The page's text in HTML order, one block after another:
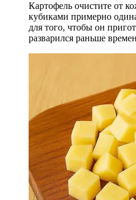
Картофель очистите от
кубиками примерно
для того, чтобы он
разварился раньше